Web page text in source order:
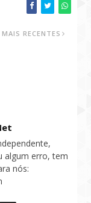
MAIS RECENTES
algum erro, tem
nós: